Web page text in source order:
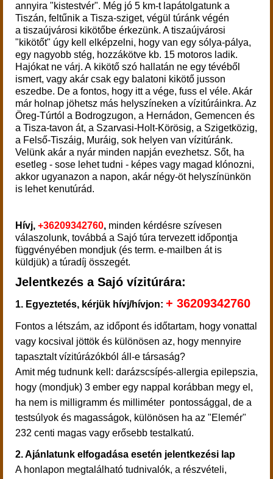
annyira "kistestvér". Még jó 5 km-t lapátolgatunk a
Tiszán, feltűnik a Tisza-sziget, végül túránk végén
a tiszaújvárosi kikötőbe érkezünk. A tiszaújvárosi
"kikötőt" úgy kell elképzelni, hogy van egy sólya-pálya,
egy nagyobb stég, hozzákötve kb. 15 motoros ladik.
Hajókat ne várj. A kikötő szó hallatán ne egy tévéből
ismert, vagy akár csak egy balatoni kikötő jusson
eszedbe. De a fontos, hogy itt a vége, fuss el véle. Akár
már holnap jöhetsz más helyszíneken a vízitúráinkra. Az
Öreg-Túrtól a Bodrogzugon, a Hernádon, Gemencen és
a Tisza-tavon át, a Szarvasi-Holt-Körösig, a Szigetközig,
a Felső-Tiszáig, Muráig, sok helyen van vízitúránk.
Velünk akár a nyár minden napján evezhetsz. Sőt, ha
esetleg - sose lehet tudni - képes vagy magad klónozni,
akkor ugyanazon a napon, akár négy-öt helyszínünkön
is lehet kenutúrád.
Hívj, +36209342760, minden kérdésre szívesen
válaszolunk, továbbá a Sajó túra tervezett időpontja
függvényében mondjuk (és term. e-mailben át is
küldjük) a túradíj összegét.
Jelentkezés a Sajó vízitúrára:
1. Egyeztetés, kérjük hívj/hívjon: + 36209342760
Fontos a létszám, az időpont és időtartam, hogy vonattal
vagy kocsival jöttök és különösen az, hogy mennyire
tapasztalt vízitúrázókból áll-e társaság?
Amit még tudnunk kell: darázscsípés-allergia epilepszia,
hogy (mondjuk) 3 ember egy nappal korábban megy el,
ha nem is milligramm és milliméter pontossággal, de a
testsúlyok és magasságok, különösen ha az "Elemér"
232 centi magas vagy erősebb testalkatú.
2. Ajánlatunk elfogadása esetén jelentkezési lap
A honlapon megtalálható tudnivalók, a részvételi,